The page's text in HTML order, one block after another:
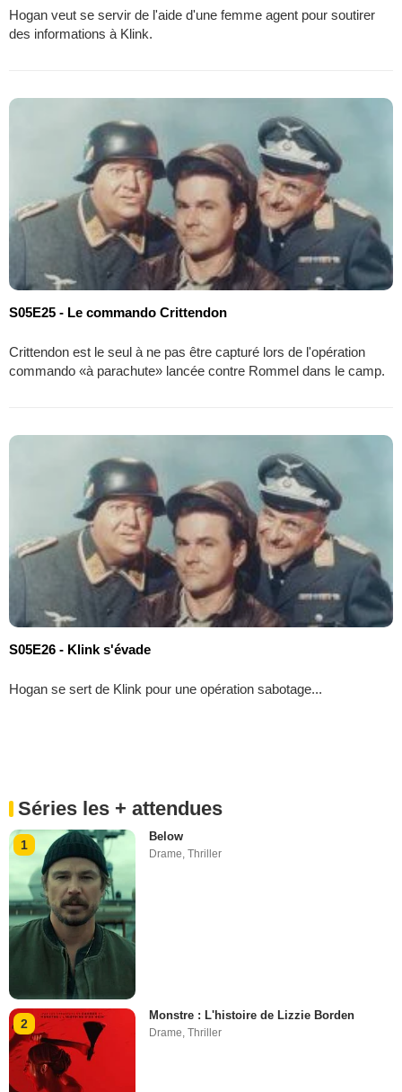
Hogan veut se servir de l'aide d'une femme agent pour soutirer
des informations à Klink.
S05E25 - Le commando Crittendon
Crittendon est le seul à ne pas être capturé lors de l'opération
commando «à parachute» lancée contre Rommel dans le camp.
S05E26 - Klink s'évade
Hogan se sert de Klink pour une opération sabotage...
Séries les + attendues
1
Below
Drame,Thriller
2
Monstre : L'histoire de Lizzie Borden
Drame ,Thriller